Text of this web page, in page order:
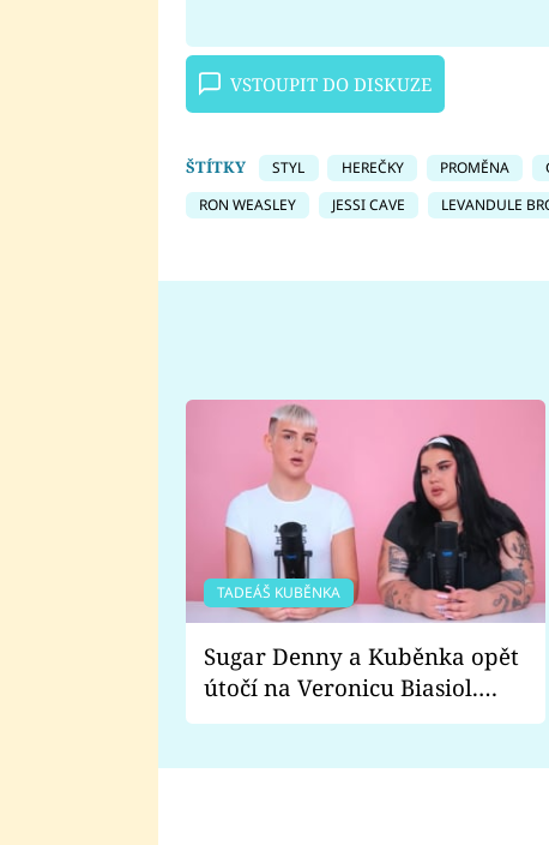
VSTOUPIT DO DISKUZE
ŠTÍTKY STYL HEREČKY PROMĚNA
RON WEASLEY
JESSI CAVE LEVANDULE
TADEÁŠ KUBĚNKA
Sugar Denny a Kuběnka opět
útočí na Veronicu Biasiol.
Proč je podle nich falešná a